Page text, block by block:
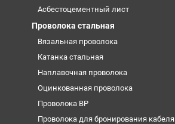
Асбестоцементный лист
Проволока стальная
Вязальная проволока
Катанка стальная
Наплавочная проволока
Оцинкованная проволока
Проволока ВР
Проволока для бронирования кабеля